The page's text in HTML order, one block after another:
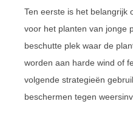
Ten eerste is het belangrijk
voor het planten van jonge
beschutte plek waar de
worden aan harde wind of
volgende strategieën
beschermen tegen